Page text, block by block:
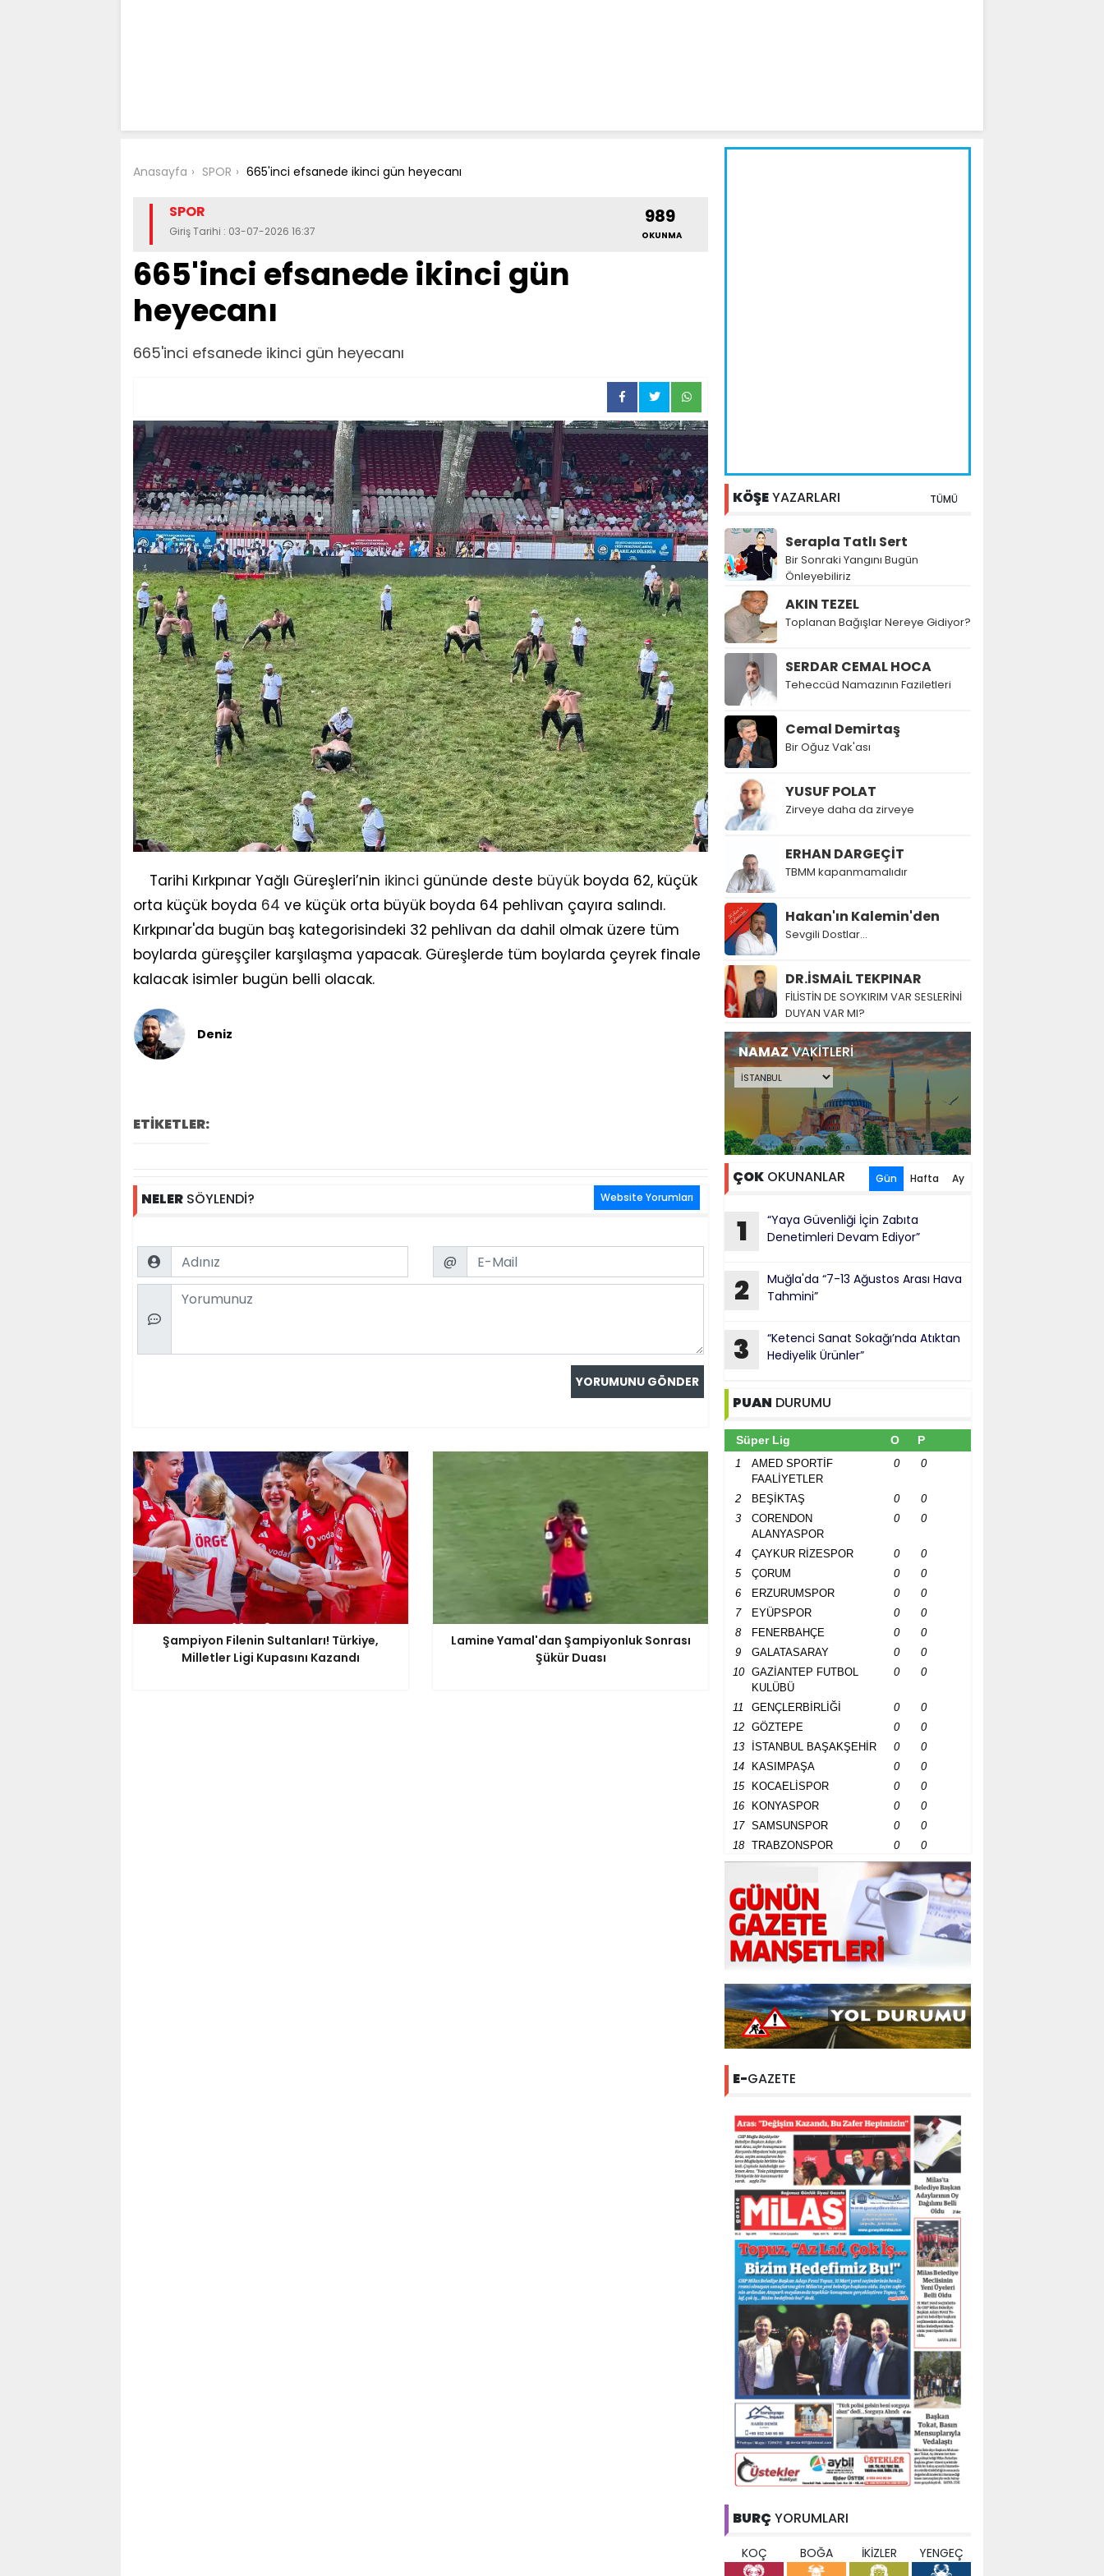
Anasayfa SPOR 665'inci efsanede ikinci gün heyecanı
SPOR
Giriş Tarihi : 03-07-2026 16:37
989
OKUNMA
665'inci efsanede ikinci gün
heyecanı
665'inci efsanede ikinci gün heyecanı
Tarihi Kırkpınar Yağlı Güreşleri’nin ikinci gününde deste büyük boyda 62, küçük
orta küçük boyda 64 ve küçük orta büyük boyda 64 pehlivan çayıra salındı.
Kırkpınar'da bugün baş kategorisindeki 32 pehlivan da dahil olmak üzere tüm
boylarda güreşçiler karşılaşma yapacak. Güreşlerde tüm boylarda çeyrek finale
kalacak isimler bugün belli olacak.
Deniz
ETİKETLER:
NELER SÖYLENDİ? Website Yorumları
Name Email
@
Comment
Şampiyon Filenin Sultanları! Türkiye,
Milletler Ligi Kupasını Kazandı
Lamine Yamal'dan Şampiyonluk Sonrası
Şükür Duası
KÖŞEYAZARLARI TÜMÜ
Serapla Tatlı Sert
Bir Sonraki Yangını Bugün
Önleyebiliriz
AKIN TEZEL
Toplanan Bağışlar Nereye Gidiyor?
SERDAR CEMAL HOCA
Teheccüd Namazının Faziletleri
Cemal Demirtaş
Bir Oğuz Vak'ası
YUSUF POLAT
Zirveye daha da zirveye
ERHAN DARGEÇİT
TBMM kapanmamalıdır
Hakan'ın Kalemin'den
Sevgili Dostlar...
DR.İSMAİL TEKPINAR
FİLİSTİN DE SOYKIRIM VAR SESLERİNİ
DUYAN VAR MI?
NAMAZVAKİTLERİ
ÇOK OKUNANLAR Gün Hafta Ay
1
“Yaya Güvenliği İçin Zabıta
Denetimleri Devam Ediyor”
2
Muğla'da “7-13 Ağustos Arası Hava
Tahmini”
3
“Ketenci Sanat Sokağı’nda Atıktan
Hediyelik Ürünler”
PUAN DURUMU
Süper Lig O P
1
AMED SPORTİF
FAALİYETLER
0 0
2 BEŞİKTAŞ 0
0
3
CORENDON
ALANYASPOR
0 0
4 ÇAYKUR RİZESPOR 0
0
5
ÇORUM 0
0
6
ERZURUMSPOR 0
0
7
EYÜPSPOR 0
0
8
FENERBAHÇE 0
0
9
GALATASARAY 0
0
10
GAZİANTEP FUTBOL
KULÜBÜ
0 0
11 GENÇLERBİRLİĞİ 0
0
12
GÖZTEPE 0
0
13
İSTANBUL BAŞAKŞEHİR 0
0
14
KASIMPAŞA 0
0
15
KOCAELİSPOR 0
0
16
KONYASPOR 0
0
17
SAMSUNSPOR 0
0
18
TRABZONSPOR 0 0
E-GAZETE
BURÇ YORUMLARI
KOÇ BOĞA İKİZLER YENGEÇ